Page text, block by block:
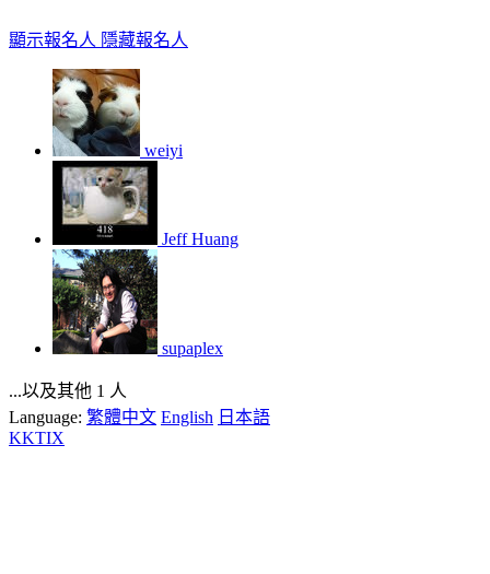
顯示報名人 隱藏報名人
weiyi
Jeff Huang
supaplex
...以及其他 1 人
Language: 繁體中文 English 日本語
KKTIX